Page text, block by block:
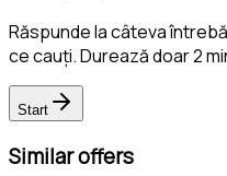
Răspunde la câteva
ce cauți. Durează doar 2
Start
Similar offers